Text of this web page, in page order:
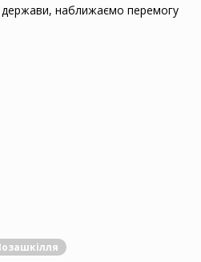
наближаємо перемогу